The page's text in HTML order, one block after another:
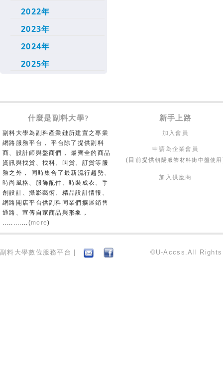
2022年
2023年
2024年
2025年
什麼是副料大學? 新手上路
副料大學為副料產業鏈所建置之專業
網路服務平台， 平台除了提供副料
商、設計師與盤商們， 最齊全的商品
資訊與找貨、找料、叫貨、訂貨等服
務之外， 同時集合了最新流行趨勢、
時尚風格、服飾配件、時裝成衣、手
創設計、攝影藝術、精品設計情報、
網路開店平台供副料同業們擴展銷售
通路、宣傳自家商品與形象，
............(more)
加入會員
申請為企業會員
(目前提供朝陽服飾材料街中盤使用
加入供應商
副料大學數位服務平台 | ©U-Accss.All Rights